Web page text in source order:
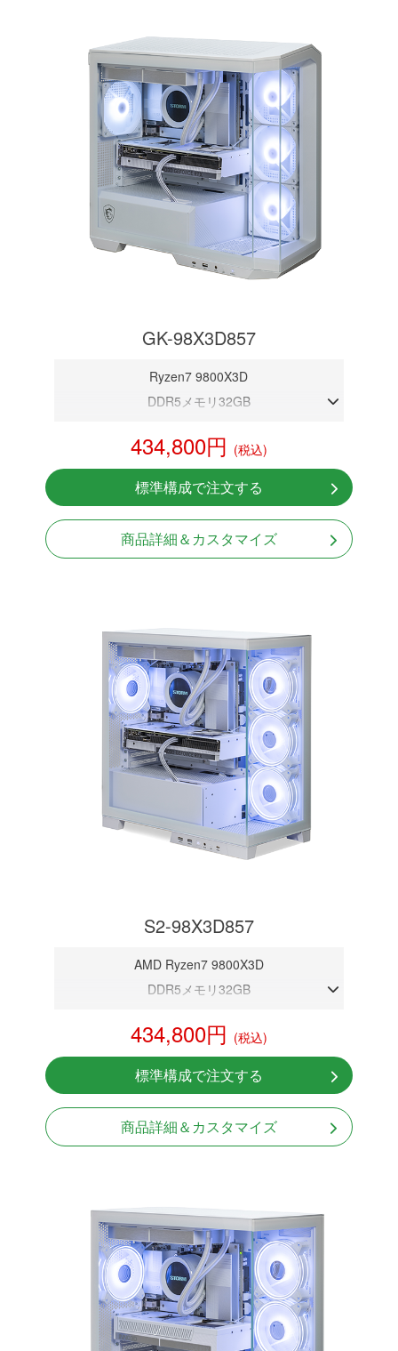
GK-98X3D857
Ryzen7 9800X3D
DDR5メモリ32GB
NVMeSSD 1TB
無線LAN Bluetooth対応
Windows11 Home 64bit
434,800円 (税込)
標準構成で注文する
商品詳細＆カスタマイズ
S2-98X3D857
AMD Ryzen7 9800X3D
DDR5メモリ32GB
NVMeSSD 1TB
無線LAN Bluetooth対応
Windows11 Home 64bit
434,800円 (税込)
標準構成で注文する
商品詳細＆カスタマイズ